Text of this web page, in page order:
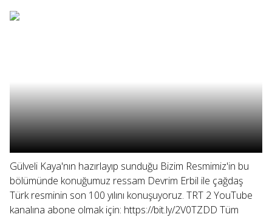
Gülveli Kaya'nın hazırlayıp sunduğu Bizim Resmimiz'in bu
bölümünde konuğumuz ressam Devrim Erbil ile çağdaş
Türk resminin son 100 yılını konuşuyoruz. TRT 2 YouTube
kanalına abone olmak için: https://bit.ly/2V0TZDD Tüm